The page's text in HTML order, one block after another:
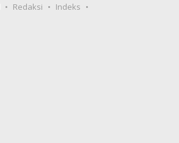
Redaksi
Indeks